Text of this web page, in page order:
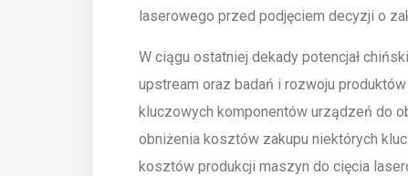
laserowego przed podjęciem decyzji o
W ciągu ostatniej dekady potencjał
upstream oraz badań i rozwoju
kluczowych komponentów urządzeń do
obniżenia kosztów zakupu niektórych
kosztów produkcji maszyn do cięcia